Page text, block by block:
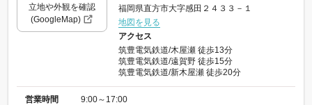
立地や外観を確認
(GoogleMap)
福岡県直方市大字感田２４３３－１
地図を見る
アクセス
筑豊電気鉄道/木屋瀬 徒歩13分
筑豊電気鉄道/遠賀野 徒歩15分
筑豊電気鉄道/新木屋瀬 徒歩20分
営業時間 9:00～17:00